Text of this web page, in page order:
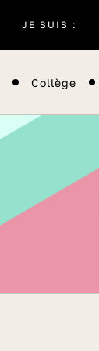
JE SUIS :
Collège